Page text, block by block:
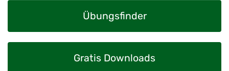
Übungsfinder
Gratis Downloads